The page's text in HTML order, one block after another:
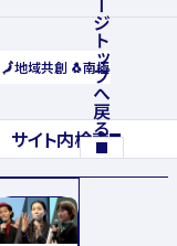
🗾地域共創 🐧南極
サイト内検索
ページトップへ戻る